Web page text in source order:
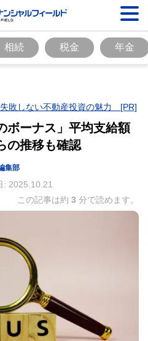
相続 税金 年金
敗しない不動産投資の魅力 [PR]
ボーナス」平均支給額
の推移も確認
集部
: 2025.10.21
この記事は約 3 分で読めます。